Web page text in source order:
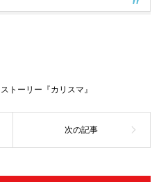
トーリー『カリスマ』